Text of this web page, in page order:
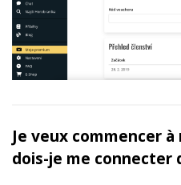
Je veux commencer
dois-je me connecter